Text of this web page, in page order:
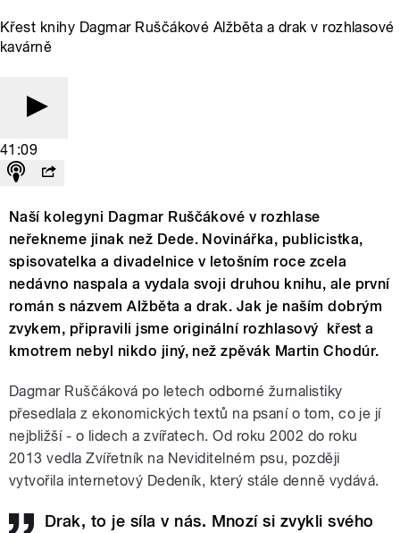
Křest knihy Dagmar Ruščákové Alžběta a drak v rozhlasové
kavárně
41:09
Naší kolegyni Dagmar Ruščákové v rozhlase
neřekneme jinak než Dede. Novinářka, publicistka,
spisovatelka a divadelnice v letošním roce zcela
nedávno naspala a vydala svoji druhou knihu, ale první
román s názvem Alžběta a drak. Jak je naším dobrým
zvykem, připravili jsme originální rozhlasový křest a
kmotrem nebyl nikdo jiný, než zpěvák Martin Chodúr.
Dagmar Ruščáková po letech odborné žurnalistiky
přesedlala z ekonomických textů na psaní o tom, co je jí
nejbližší - o lidech a zvířatech. Od roku 2002 do roku
2013 vedla Zvířetník na Neviditelném psu, později
vytvořila internetový Dedeník, který stále denně vydává.
Drak, to je síla v nás. Mnozí si zvykli svého